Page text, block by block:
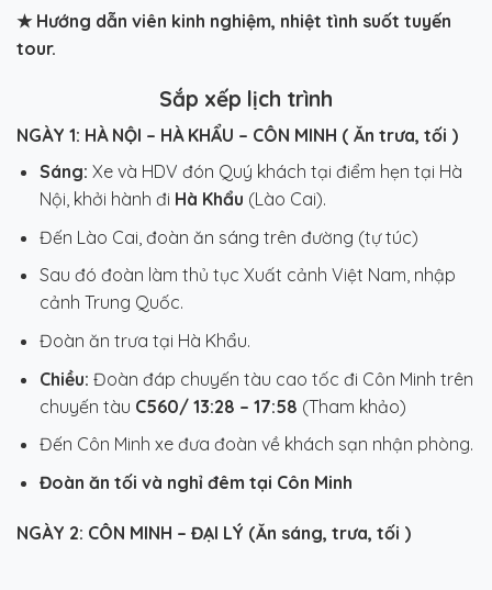
★ Hướng dẫn viên kinh nghiệm, nhiệt tình suốt tuyến
tour.
Sắp xếp lịch trình
NGÀY 1: HÀ NỘI – HÀ KHẨU – CÔN MINH ( Ăn trưa, tối )
Sáng: Xe và HDV đón Quý khách tại điểm hẹn tại Hà
Nội, khởi hành đi Hà Khẩu (Lào Cai).
Đến Lào Cai, đoàn ăn sáng trên đường (tự túc)
Sau đó đoàn làm thủ tục Xuất cảnh Việt Nam, nhập
cảnh Trung Quốc.
Đoàn ăn trưa tại Hà Khẩu.
Chiều: Đoàn đáp chuyến tàu cao tốc đi Côn Minh trên
chuyến tàu C560/ 13:28 – 17:58 (Tham khảo)
Đến Côn Minh xe đưa đoàn về khách sạn nhận phòng.
Đoàn ăn tối và nghỉ đêm tại Côn Minh
NGÀY 2: CÔN MINH – ĐẠI LÝ (Ăn sáng, trưa, tối )